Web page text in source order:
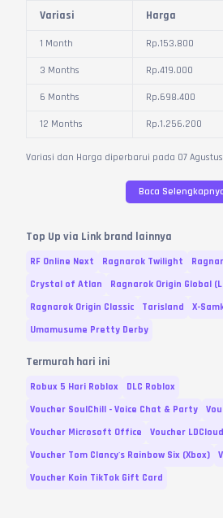
satu detik
Variasi Harga
1 Month Rp.153.800
3 Months Rp.419.000
6 Months Rp.698.400
12 Months Rp.1.256.200
Variasi dan Harga diperbarui pada 07 Agustus
Baca
Top Up via Link brand lainnya
RF Online Next Ragnarok Twilight
Crystal of Atlan
Ragnarok Origin Global
Ragnarok Origin Classic
Tarisland X-
Umamusume Pretty Derby
Termurah hari ini
Robux 5 Hari Roblox
DLC Roblox
Voucher SoulChill - Voice Chat & Party
Voucher Microsoft Office
Voucher LDCloud
Voucher Tom Clancy's Rainbow Six (Xbox)
Voucher Koin TikTok Gift Card